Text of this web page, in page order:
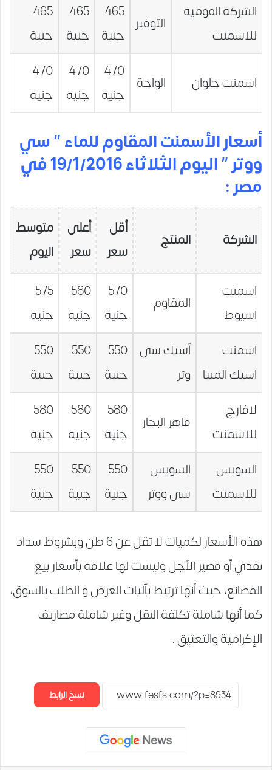
الشركة القومية
للاسمنت
التوفير
465
جنية
465
جنية
465
جنية
اسمنت حلوان الواحة
470
جنية
470
جنية
470
جنية
أسعار الأسمنت المقاوم للماء ” سي
ووتر ” اليوم الثلاثاء 19/1/2016 في
مصر :
الشركة المنتج
أقل
سعر
أعلى
سعر
متوسط
اليوم
اسمنت
اسيوط
المقاوم
570
جنية
580
جنية
575
جنية
اسمنت
اسيك المنيا
أسيك سى
وتر
550
جنية
550
جنية
550
جنية
لافارج
للاسمنت
قاهر البحار
580
جنية
580
جنية
580
جنية
السويس
للاسمنت
السويس
سى ووتر
550
جنية
550
جنية
550
جنية
هذه الأسعار لكميات لا تقل عن 6 طن وبشروط سداد
نقدي أو قصير الأجل وليست لها علاقة بأسعار بيع
المصانع، حيث أنها ترتبط بآليات العرض و الطلب بالسوق،
كما أنها شاملة تكلفة النقل وغير شاملة مصاريف
الإكرامية والتعتيق .
نسخ الرابط